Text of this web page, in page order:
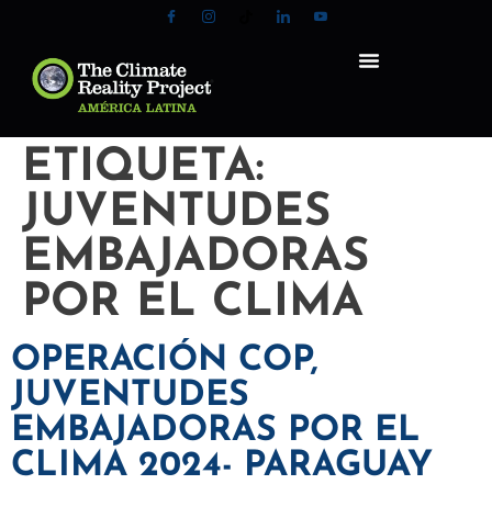
ETIQUETA:
JUVENTUDES
EMBAJADORAS
POR EL CLIMA
OPERACIÓN COP,
JUVENTUDES
EMBAJADORAS POR EL
CLIMA 2024- PARAGUAY